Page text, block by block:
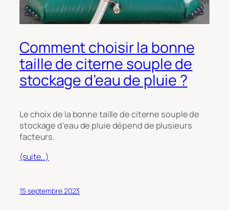
Comment choisir la bonne
taille de citerne souple de
stockage d’eau de pluie ?
Le choix de la bonne taille de citerne souple de
stockage d’eau de pluie dépend de plusieurs
facteurs.
(suite…)
15 septembre 2023